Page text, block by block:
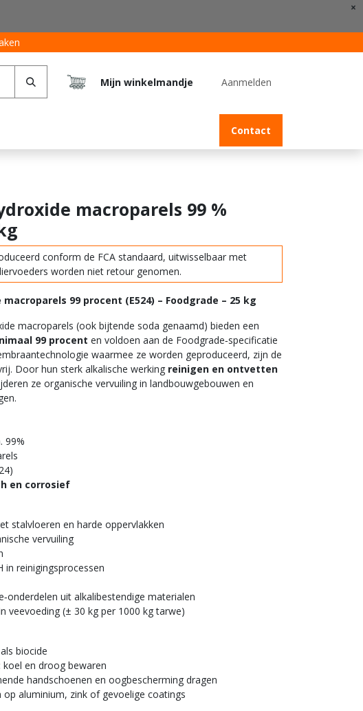
×
Mijn winkelmandje Aanmelden
Contact
macroparels 99 %
conform de FCA standaard, uitwisselbaar met
worden niet retour genomen.
99 procent (E524) – Foodgrade – 25 kg
macroparels (ook bijtende soda genaamd) bieden een
99 procent en voldoen aan de Foodgrade‑specificatie
waarmee ze worden geproduceerd, zijn de
Door hun sterk alkalische werking reinigen en ontvetten
ze organische vervuiling in landbouwgebouwen en
99%
en corrosief
stalvloeren en harde oppervlakken
vervuiling
in reinigingsprocessen
uit alkalibestendige materialen
veevoeding (± 30 kg per 1000 kg tarwe)
biocide
koel en droog bewaren
handschoenen en oogbescherming dragen
op aluminium, zink of gevoelige coatings